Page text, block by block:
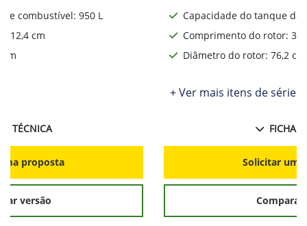
combustível: 950 L
cm
TÉCNICA
proposta
versão
Capacidade do tanque de
Comprimento do rotor:
Diâmetro do rotor: 76,2 cm
+ Ver mais itens de série
FICHA
Solicitar
Comparar